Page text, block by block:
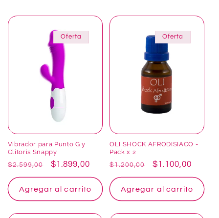
Oferta
Vibrador para Punto G y
Clítoris Snappy
Precio
habitual
$2.599,00
Precio
de
oferta
$1.899,00
Agregar al carrito
Oferta
OLI SHOCK AFRODISIACO -
Pack x 2
Precio
habitual
$1.200,00
Precio
de
oferta
$1.100,00
Agregar al carrito